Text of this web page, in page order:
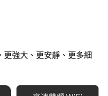
強大、更安靜、更多細